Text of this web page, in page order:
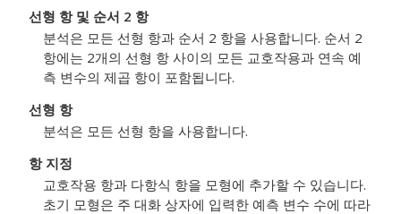
선형 항 및 순서 2 항
분석은 모든 선형 항과 순서 2 항을 사용합니다. 순서 2
항에는 2개의 선형 항 사이의 모든 교호작용과 연속 예
측 변수의 제곱 항이 포함됩니다.
선형 항
분석은 모든 선형 항을 사용합니다.
항 지정
교호작용 항과 다항식 항을 모형에 추가할 수 있습니다.
초기 모형은 주 대화 상자에 입력한 예측 변수 수에 따라